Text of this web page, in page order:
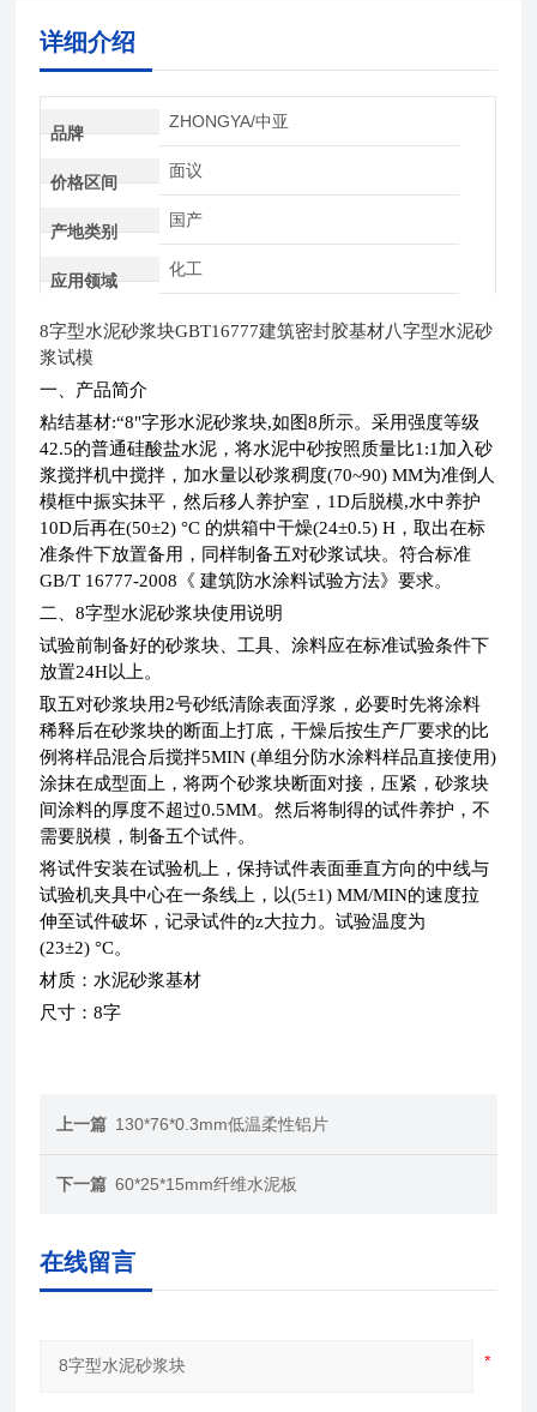
详细介绍
品牌
ZHONGYA/中亚
价格区间
面议
产地类别
国产
应用领域
化工
8字型水泥砂浆块GBT16777建筑密封胶基材八字型水泥砂
浆试模
一、产品简介
粘结基材:“8"字形水泥砂浆块,如图8所示。采用强度等级
42.5的普通硅酸盐水泥，将水泥中砂按照质量比1:1 加入砂
浆搅拌机中搅拌，加水量以砂浆稠度(70~90) MM为准倒人
模框中振实抹平，然后移人养护室， 1D后脱模,水中养护
10D后再在(50±2)°C 的烘箱中干燥(24±0.5) H ，取出在标
准条件下放置备用，同样制备五对砂浆试块。符合标准
GB/T 16777-2008 《 建筑防水涂料试验方法》要求。
二、8字型水泥砂浆块使用说明
试验前制备好的砂浆块、工具、涂料应在标准试验条件下
放置24H以上。
取五对砂浆块用2号砂纸清除表面浮浆，必要时先将涂料
稀释后在砂浆块的断面上打底，干燥后按生产厂要求的比
例将样品混合后搅拌5MIN (单组分防水涂料样品直接使用)
涂抹在成型面上，将两个砂浆块断面对接，压紧，砂浆块
间涂料的厚度不超过0.5MM。然后将制得的试件养护，不
需要脱模，制备五个试件。
将试件安装在试验机上，保持试件表面垂直方向的中线与
试验机夹具中心在一条线上，以(5±1) MM/MIN的速度拉
伸至试件破坏，记录试件的z大拉力。试验温度为
(23±2)°C。
材质：水泥砂浆基材
尺寸：8字
上一篇 130*76*0.3mm低温柔性铝片
下一篇 60*25*15mm纤维水泥板
在线留言